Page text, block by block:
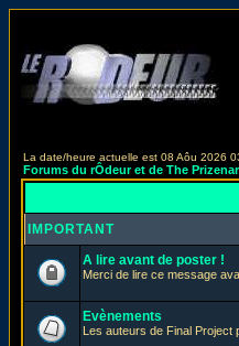
La date/heure actuelle est 08 Aôu 2026
Forums du rÔdeur et de The
IMPORTANT
A lire avant de poster !
Merci de lire ce message
Evènements
Les auteurs de Final